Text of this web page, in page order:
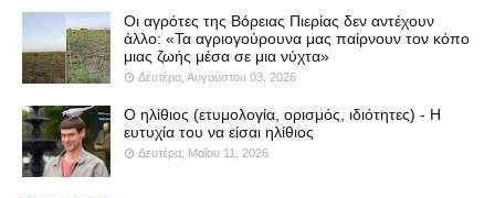
Οι αγρότες της Βόρειας Πιερίας δεν αντέχουν
άλλο: «Τα αγριογούρουνα μας παίρνουν τον κόπο
μιας ζωής μέσα σε μια νύχτα»
Δευτέρα, Αυγούστου 03, 2026
Ο ηλίθιος (ετυμολογία, ορισμός, ιδιότητες) - Η
ευτυχία του να είσαι ηλίθιος
Δευτέρα, Μαΐου 11, 2026